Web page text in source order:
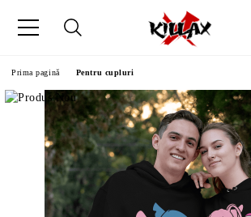
Prima pagină Pentru cupluri